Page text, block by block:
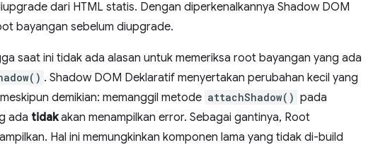
dari HTML statis. Dengan diperkenalkannya Shadow DOM
bayangan sebelum diupgrade.
saat ini tidak ada alasan untuk memeriksa root bayangan yang ada
. Shadow DOM Deklaratif menyertakan perubahan kecil yang
demikian: memanggil metode attachShadow() pada
ada tidakakan menampilkan error. Sebagai gantinya, Root
Hal ini memungkinkan komponen lama yang tidak di-build